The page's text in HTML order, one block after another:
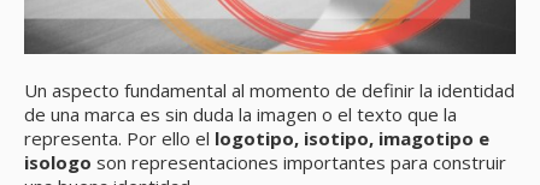
Un aspecto fundamental al momento de definir la identidad
de una marca es sin duda la imagen o el texto que la
representa. Por ello el logotipo, isotipo, imagotipo e
isologo son representaciones importantes para construir